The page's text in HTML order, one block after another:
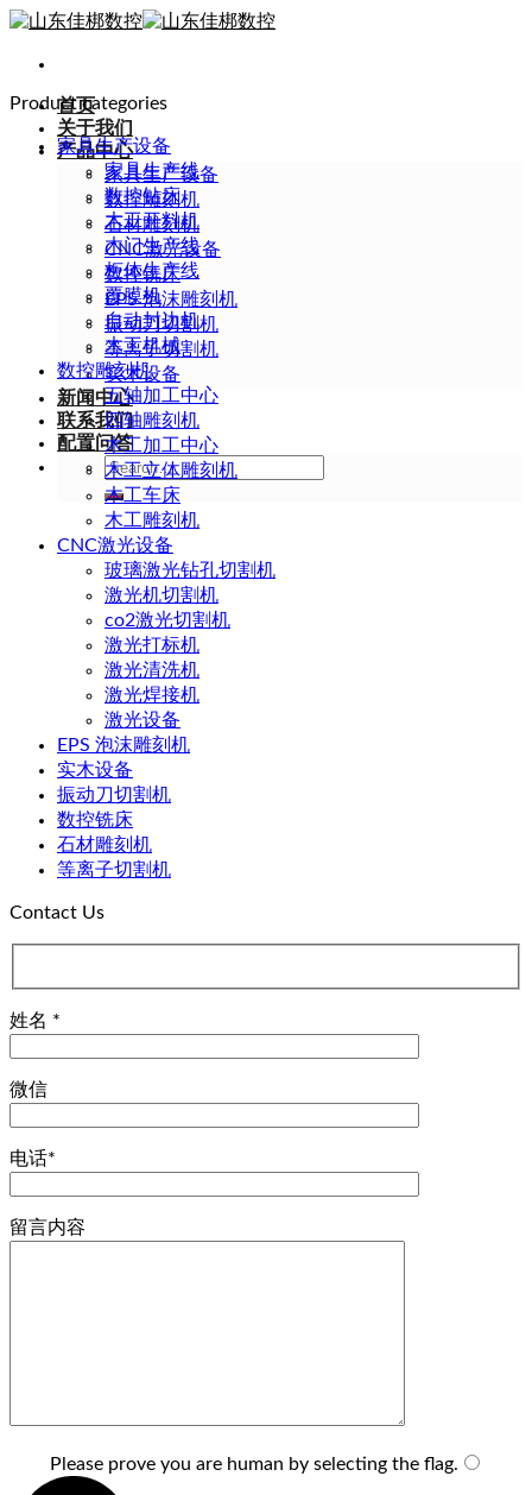
Skip
content
首页
关于我们
产品中心
家具生产设备
数控雕刻机
石材雕刻机
CNC激光设备
数控铣床
EPS 泡沫雕刻机
振动刀切割机
等离子切割机
实木设备
新闻中心
联系我们
配置问答
Search
for:
Product categories
家具生产设备
家具生产线
数控钻床
木工开料机
木门生产线
柜体生产线
覆膜机
自动封边机
木工机械
数控雕刻机
五轴加工中心
四轴雕刻机
木工加工中心
木工立体雕刻机
木工车床
木工雕刻机
CNC激光设备
玻璃激光钻孔切割机
激光机切割机
co2激光切割机
激光打标机
激光清洗机
激光焊接机
激光设备
EPS 泡沫雕刻机
实木设备
振动刀切割机
数控铣床
石材雕刻机
等离子切割机
Contact Us
姓名 *
微信
电话*
留言内容
Please prove you are human by selecting theflag.